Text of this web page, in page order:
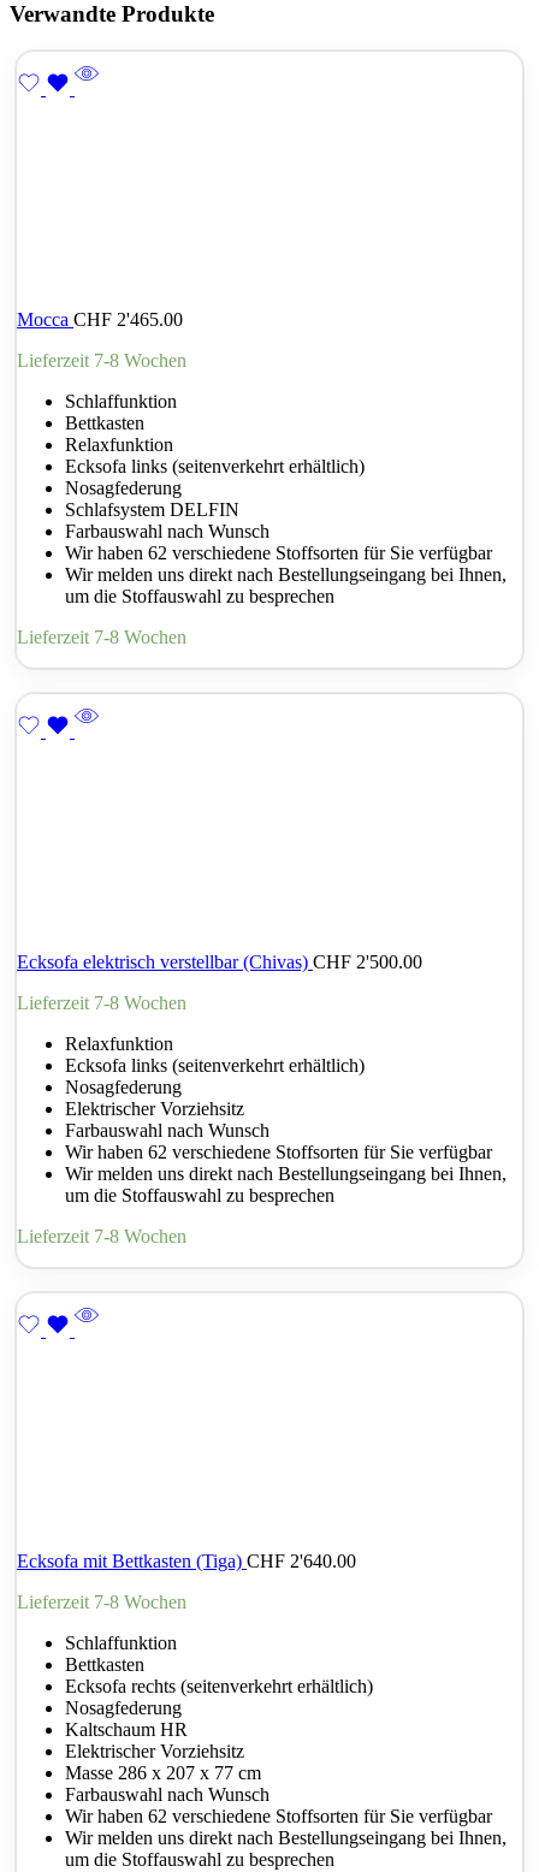
Verwandte Produkte
Mocca CHF 2'465.00
Lieferzeit 7-8 Wochen
Schlaffunktion
Bettkasten
Relaxfunktion
Ecksofa links (seitenverkehrt erhältlich)
Nosagfederung
Schlafsystem DELFIN
Farbauswahl nach Wunsch
Wir haben 62 verschiedene Stoffsorten für Sie verfügbar
Wir melden uns direkt nach Bestellungseingang bei Ihnen,
um die Stoffauswahl zu besprechen
Lieferzeit 7-8 Wochen
Ecksofa elektrisch verstellbar (Chivas) CHF 2'500.00
Lieferzeit 7-8 Wochen
Relaxfunktion
Ecksofa links (seitenverkehrt erhältlich)
Nosagfederung
Elektrischer Vorziehsitz
Farbauswahl nach Wunsch
Wir haben 62 verschiedene Stoffsorten für Sie verfügbar
Wir melden uns direkt nach Bestellungseingang bei Ihnen,
um die Stoffauswahl zu besprechen
Lieferzeit 7-8 Wochen
Ecksofa mit Bettkasten (Tiga) CHF 2'640.00
Lieferzeit 7-8 Wochen
Schlaffunktion
Bettkasten
Ecksofa rechts (seitenverkehrt erhältlich)
Nosagfederung
Kaltschaum HR
Elektrischer Vorziehsitz
Masse 286 x 207 x 77 cm
Farbauswahl nach Wunsch
Wir haben 62 verschiedene Stoffsorten für Sie verfügbar
Wir melden uns direkt nach Bestellungseingang bei Ihnen,
um die Stoffauswahl zu besprechen